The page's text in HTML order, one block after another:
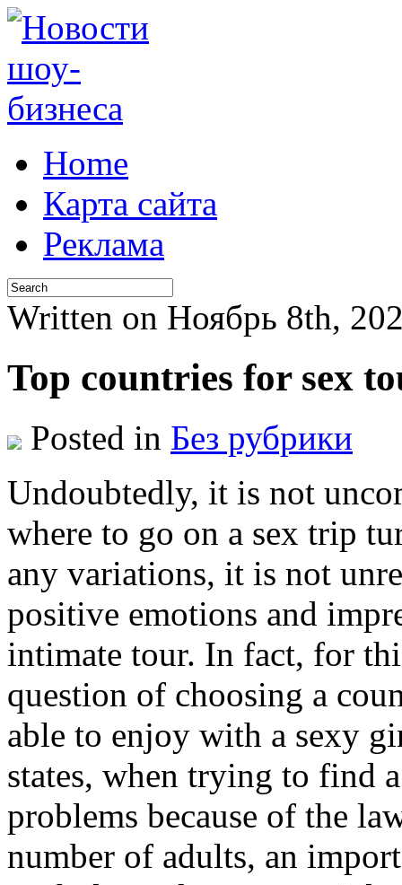
Home
Карта сайта
Реклама
Written on Ноябрь 8th,
Top countries for sex
Posted in Без рубрики
Undoubtedly, it is not
where to go on a sex trip
any variations, it is not
positive emotions and
intimate tour. In fact, for
question of choosing a
able to enjoy with a sexy
states, when trying to find
problems because of the
number of adults, an